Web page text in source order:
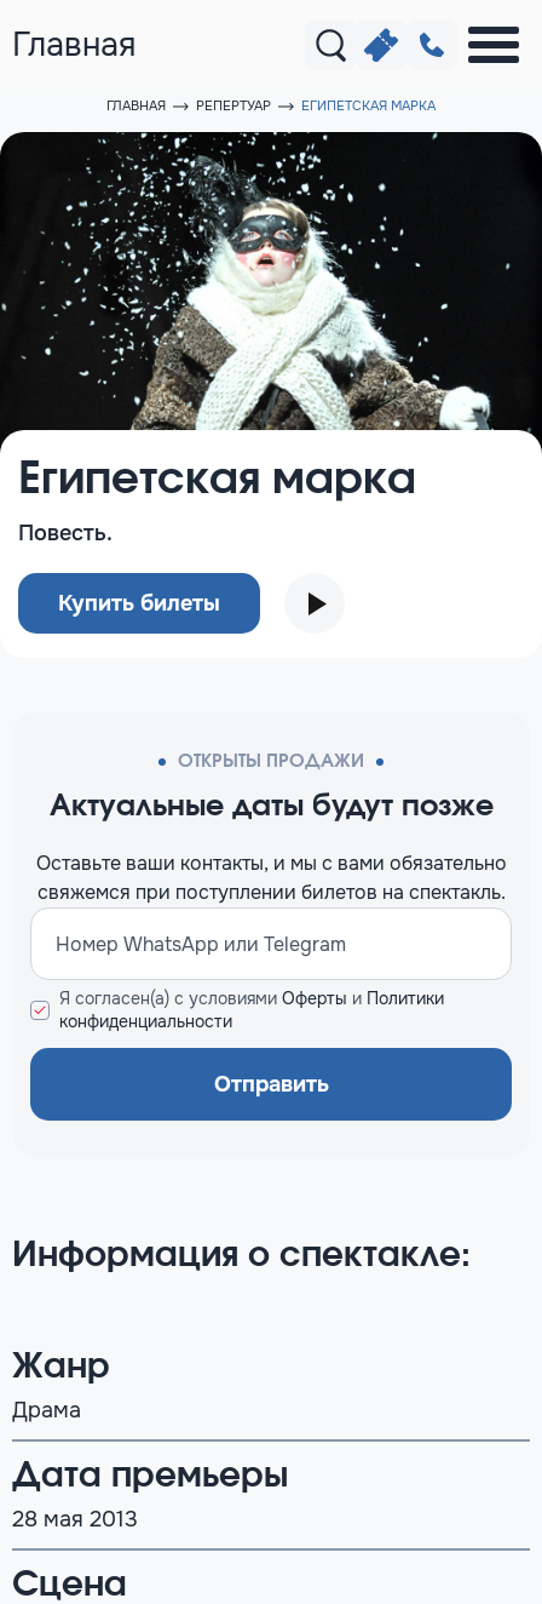
Главная
ГЛАВНАЯ РЕПЕРТУАР ЕГИПЕТСКАЯ МАРКА
Египетская марка
Повесть.
Купить билеты
ОТКРЫТЫ ПРОДАЖИ
Актуальные даты будут позже
Оставьте ваши контакты, и мы c вами обязательно
свяжемся при поступлении билетов на спектакль.
Отправить
Я согласен(а) с условиями Оферты и Политики
конфиденциальности
Информация о спектакле:
Жанр
Драма
Дата премьеры
28 мая 2013
Сцена